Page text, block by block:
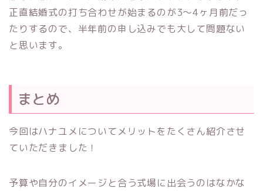
正直結婚式の打ち合わせが始まるのが3〜4ヶ月前だっ
たりするので、半年前の申し込みでも大して問題ない
と思います。
まとめ
今回はハナユメについてメリットをたくさん紹介させ
ていただきました！
予算や自分のイメージと合う式場に出会うのはなかな